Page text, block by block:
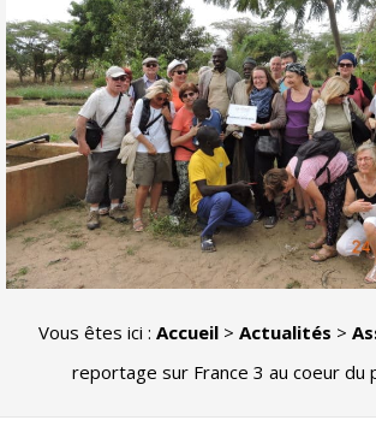
Vous êtes ici : Accueil> Actualités >
reportage sur France 3 au coeur du